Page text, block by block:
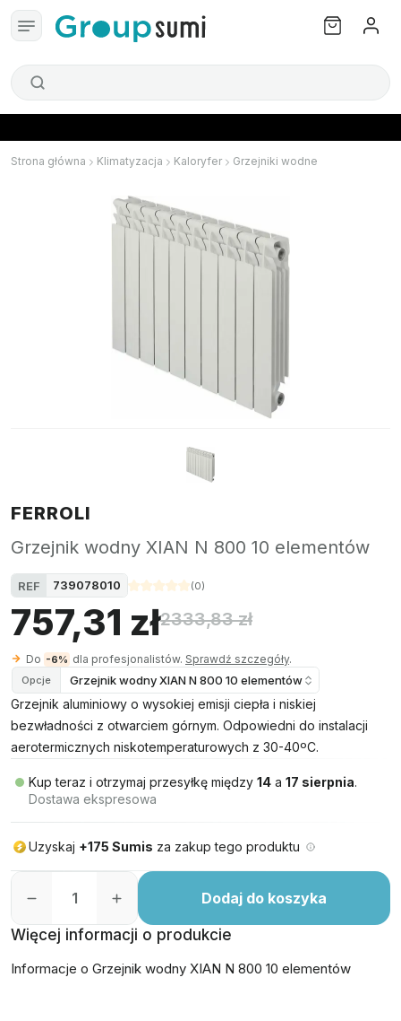
Strona główna Klimatyzacja Kaloryfer Grzejniki wodne
FERROLI
Grzejnik wodny XIAN N 800 10 elementów
REF 739078010 (0)
757,31 zł2333,83 zł
Do -6% dla profesjonalistów. Sprawdź szczegóły.
Opcje Grzejnik wodny XIAN N 800 10 elementów
Grzejnik aluminiowy o wysokiej emisji ciepła i niskiej
bezwładności z otwarciem górnym. Odpowiedni do instalacji
aerotermicznych niskotemperaturowych z 30-40ºC.
Kup teraz i otrzymaj przesyłkę między 14 a 17 sierpnia.
Dostawa ekspresowa
Uzyskaj +175 Sumis za zakup tego produktu
Dodaj do koszyka
Więcej informacji o produkcie
Informacje o Grzejnik wodny XIAN N 800 10 elementów